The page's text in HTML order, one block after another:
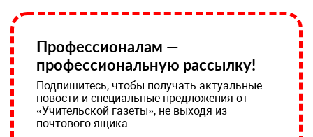
Профессионалам —
профессиональную рассылку!
Подпишитесь, чтобы получать актуальные
новости и специальные предложения от
«Учительской газеты», не выходя из
почтового ящика